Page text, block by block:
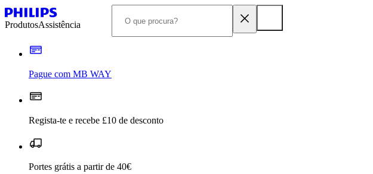
ProdutosAssistência
Pague com MB WAY
Regista-te e recebe £10 de desconto
Portes grátis a partir de 40€